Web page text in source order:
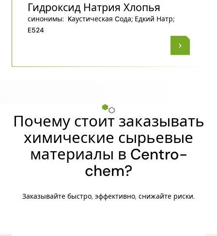
Гидроксид Натрия Хлопья
синонимы: Kаустическая Cода; Едкий Натр;
E524
Почему стоит заказывать
химические сырьевые
материалы в Centro-
chem?
Заказывайте быстро, эффективно, снижайте риски.